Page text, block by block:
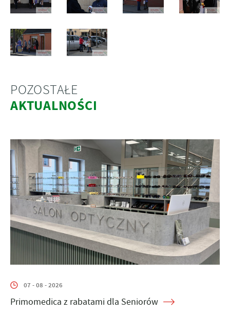
POZOSTAŁE
AKTUALNOŚCI
07 - 08 - 2026
Primomedica z rabatami dla Seniorów